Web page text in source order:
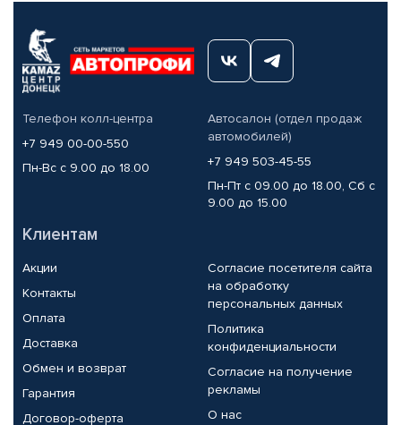
Телефон колл-центра
+7 949 00-00-550
Пн-Вс с 9.00 до 18.00
Автосалон (отдел продаж
автомобилей)
+7 949 503-45-55
Пн-Пт с 09.00 до 18.00, Сб с
9.00 до 15.00
Клиентам
Акции
Контакты
Оплата
Доставка
Обмен и возврат
Гарантия
Договор-оферта
Согласие посетителя сайта
на обработку
персональных данных
Политика
конфиденциальности
Согласие на получение
рекламы
О нас